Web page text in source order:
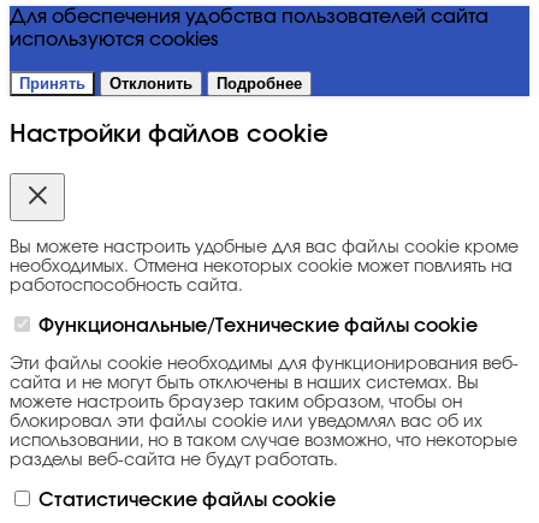
Для обеспечения удобства пользователей сайта
используются cookies
Принять Отклонить Подробнее
Настройки файлов cookie
Вы можете настроить удобные для вас файлы cookie кроме
необходимых. Отмена некоторых cookie может повлиять на
работоспособность сайта.
Функциональные/Технические файлы cookie
Эти файлы cookie необходимы для функционирования веб-
сайта и не могут быть отключены в наших системах. Вы
можете настроить браузер таким образом, чтобы он
блокировал эти файлы cookie или уведомлял вас об их
использовании, но в таком случае возможно, что некоторые
разделы веб-сайта не будут работать.
Статистические файлы cookie